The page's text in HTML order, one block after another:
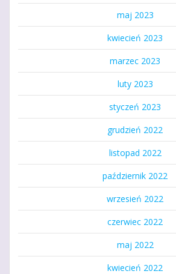
maj 2023
kwiecień 2023
marzec 2023
luty 2023
styczeń 2023
grudzień 2022
listopad 2022
październik 2022
wrzesień 2022
czerwiec 2022
maj 2022
kwiecień 2022